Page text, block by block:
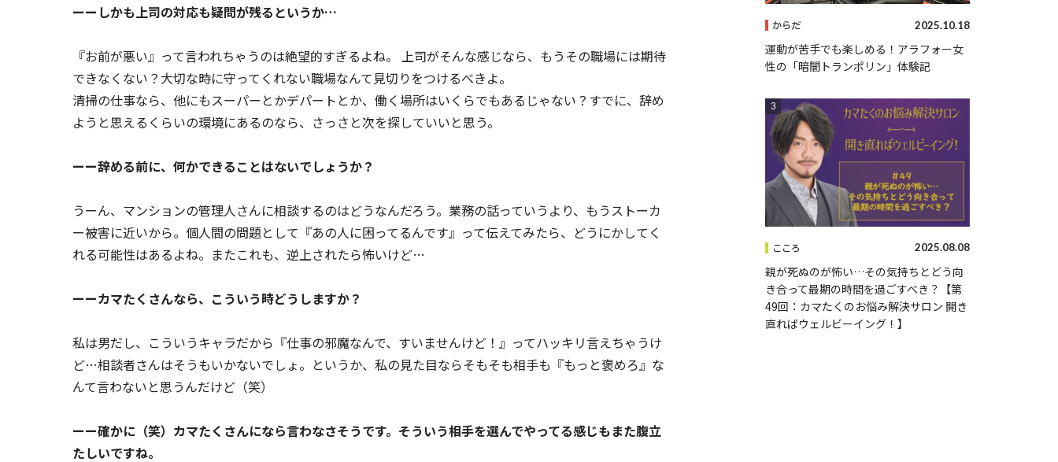
ーーしかも上司の対応も疑問が残るというか…
『お前が悪い』って言われちゃうのは絶望的すぎるよね。 上司がそんな感じなら、もうその職場には期待
できなくない？大切な時に守ってくれない職場なんて見切りをつけるべきよ。
清掃の仕事なら、他にもスーパーとかデパートとか、働く場所はいくらでもあるじゃない？すでに、辞め
ようと思えるくらいの環境にあるのなら、さっさと次を探していいと思う。
ーー辞める前に、何かできることはないでしょうか？
うーん、マンションの管理人さんに相談するのはどうなんだろう。業務の話っていうより、もうストーカ
ー被害に近いから。個人間の問題として『あの人に困ってるんです』って伝えてみたら、どうにかしてく
れる可能性はあるよね。またこれも、逆上されたら怖いけど…
ーーカマたくさんなら、こういう時どうしますか？
私は男だし、こういうキャラだから『仕事の邪魔なんで、すいませんけど！』ってハッキリ言えちゃうけ
ど…相談者さんはそうもいかないでしょ。というか、私の見た目ならそもそも相手も『もっと褒めろ』な
んて言わないと思うんだけど（笑）
ーー確かに（笑）カマたくさんになら言わなさそうです。そういう相手を選んでやってる感じもまた腹立
たしいですね。
からだ 2025.10.18
運動が苦手でも楽しめる！アラフォー女
性の「暗闇トランポリン」体験記
こころ 2025.08.08
親が死ぬのが怖い…その気持ちとどう向
き合って最期の時間を過ごすべき？【第
49回：カマたくのお悩み解決サロン 開き
直ればウェルビーイング！】